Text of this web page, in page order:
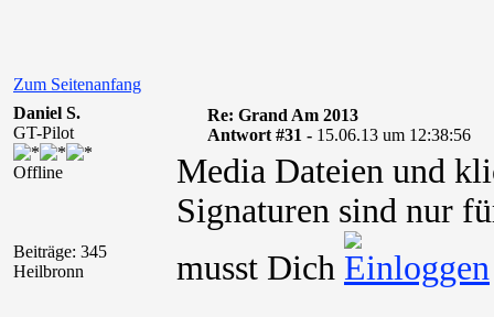
Zum Seitenanfang
Daniel S.
GT-Pilot
Offline
Beiträge: 345
Heilbronn
Re: Grand Am 2013
Antwort #31 - 15.06.13 um 12:38:56
Media Dateien und
Signaturen sind nur
musst Dich